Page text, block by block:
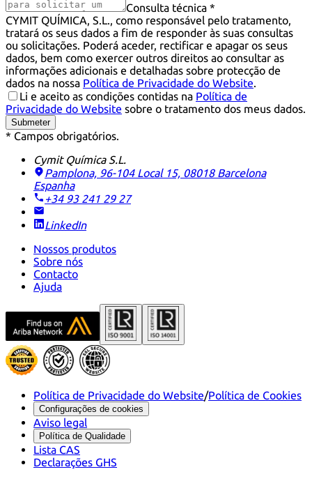
Consulta técnica *
CYMIT QUÍMICA, S.L., como responsável pelo tratamento,
tratará os seus dados a fim de responder às suas consultas
ou solicitações. Poderá aceder, rectificar e apagar os seus
dados, bem como exercer outros direitos ao consultar as
informações adicionais e detalhadas sobre protecção de
dados na nossa Política de Privacidade do Website.
Li e aceito as condições contidas na Política de
Privacidade do Website sobre o tratamento dos meus dados.
Submeter
* Campos obrigatórios.
Cymit Química S.L.
Pamplona, 96-104 Local 15, 08018 Barcelona
Espanha
+34 93 241 29 27
LinkedIn
Nossos produtos
Sobre nós
Contacto
Ajuda
Política de Privacidade do Website/Política de Cookies
Configurações de cookies
Aviso legal
Política de Qualidade
Lista CAS
Declarações GHS